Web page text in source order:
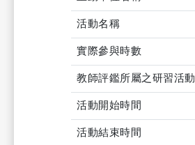
活動名稱
實際參與時數
教師評鑑所屬之研習活動
活動開始時間
活動結束時間